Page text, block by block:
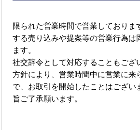
限られた営業時間で営業しておりま
する売り込みや提案等の営業行為は
ます。
社交辞令として対応することもござ
方針により、営業時間中に営業に来
で、お取引を開始したことはござい
旨ご了承願います。